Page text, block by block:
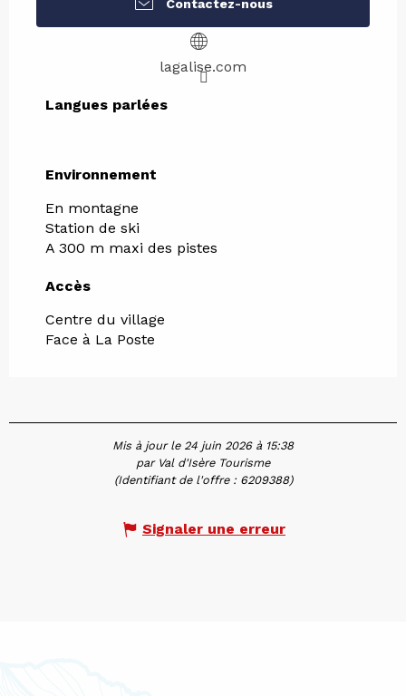
Contactez-nous
lagalise.com
Langues parlées
Langues parlées
Environnement
Environnement
En montagne
Station de ski
A 300 m maxi des pistes
Accès
Accès
Centre du village
Face à La Poste
Mis à jour le 24 juin 2026 à 15:38
par Val d'Isère Tourisme
(Identifiant de l'offre : 6209388)
Signaler une erreur